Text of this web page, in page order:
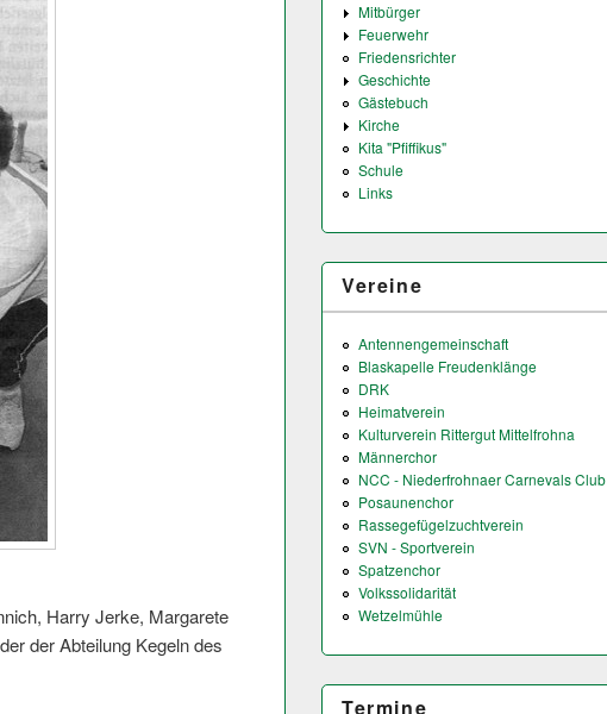
Harry Jerke, Margarete
der Abteilung Kegeln des
Mitbürger
Feuerwehr
Friedensrichter
Geschichte
Gästebuch
Kirche
Kita "Pfiffikus"
Schule
Links
Vereine
Antennengemeinschaft
Blaskapelle Freudenklänge
DRK
Heimatverein
Kulturverein Rittergut Mittelfrohna
Männerchor
NCC - Niederfrohnaer Carnevals Club
Posaunenchor
Rassegefügelzuchtverein
SVN - Sportverein
Spatzenchor
Volkssolidarität
Wetzelmühle
Termine